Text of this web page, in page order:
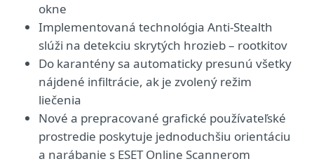
okne
Implementovaná technológia Anti-Stealth
slúži na detekciu skrytých hrozieb – rootkitov
Do karantény sa automaticky presunú všetky
nájdené infiltrácie, ak je zvolený režim
liečenia
Nové a prepracované grafické používateľské
prostredie poskytuje jednoduchšiu orientáciu
a narábanie s ESET Online Scannerom